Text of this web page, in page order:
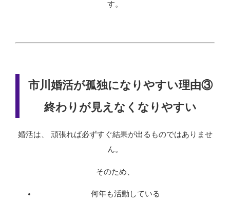
す。
市川婚活が孤独になりやすい理由③
終わりが見えなくなりやすい
婚活は、 頑張れば必ずすぐ結果が出るものではありませ
ん。
そのため、
何年も活動している